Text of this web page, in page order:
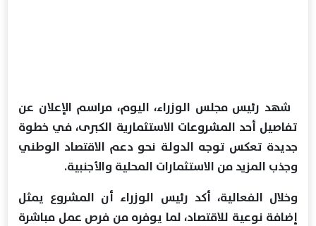
شهد رئيس مجلس الوزراء، اليوم، مراسم الإعلان عن
تفاصيل أحد المشروعات الاستثمارية الكبرى، في خطوة
جديدة تعكس توجه الدولة نحو دعم الاقتصاد الوطني
وجذب المزيد من الاستثمارات المحلية والأجنبية.
وخلال الفعالية، أكد رئيس الوزراء أن المشروع يمثل
إضافة نوعية للاقتصاد، لما يوفره من فرص عمل مباشرة